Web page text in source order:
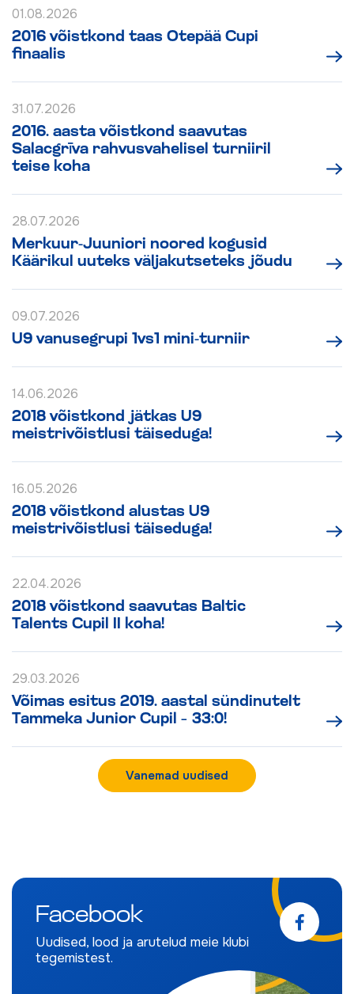
01.08.2026
2016 võistkond taas Otepää Cupi
finaalis
31.07.2026
2016. aasta võistkond saavutas
Salacgrīva rahvusvahelisel turniiril
teise koha
28.07.2026
Merkuur-Juuniori noored kogusid
Käärikul uuteks väljakutseteks jõudu
09.07.2026
U9 vanusegrupi 1vs1 mini-turniir
14.06.2026
2018 võistkond jätkas U9
meistrivõistlusi täiseduga!
16.05.2026
2018 võistkond alustas U9
meistrivõistlusi täiseduga!
22.04.2026
2018 võistkond saavutas Baltic
Talents Cupil II koha!
29.03.2026
Võimas esitus 2019. aastal sündinutelt
Tammeka Junior Cupil – 33:0!
Vanemad uudised
Facebook
Uudised, lood ja arutelud meie klubi
tegemistest.